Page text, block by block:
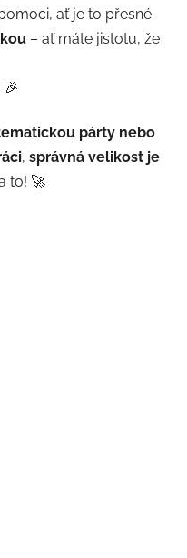
ať je to přesné.
– ať máte jistotu, že
🎉
párty nebo
, správná velikost je
to! 🚀